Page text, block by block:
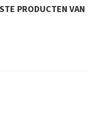
PRODUCTEN VAN